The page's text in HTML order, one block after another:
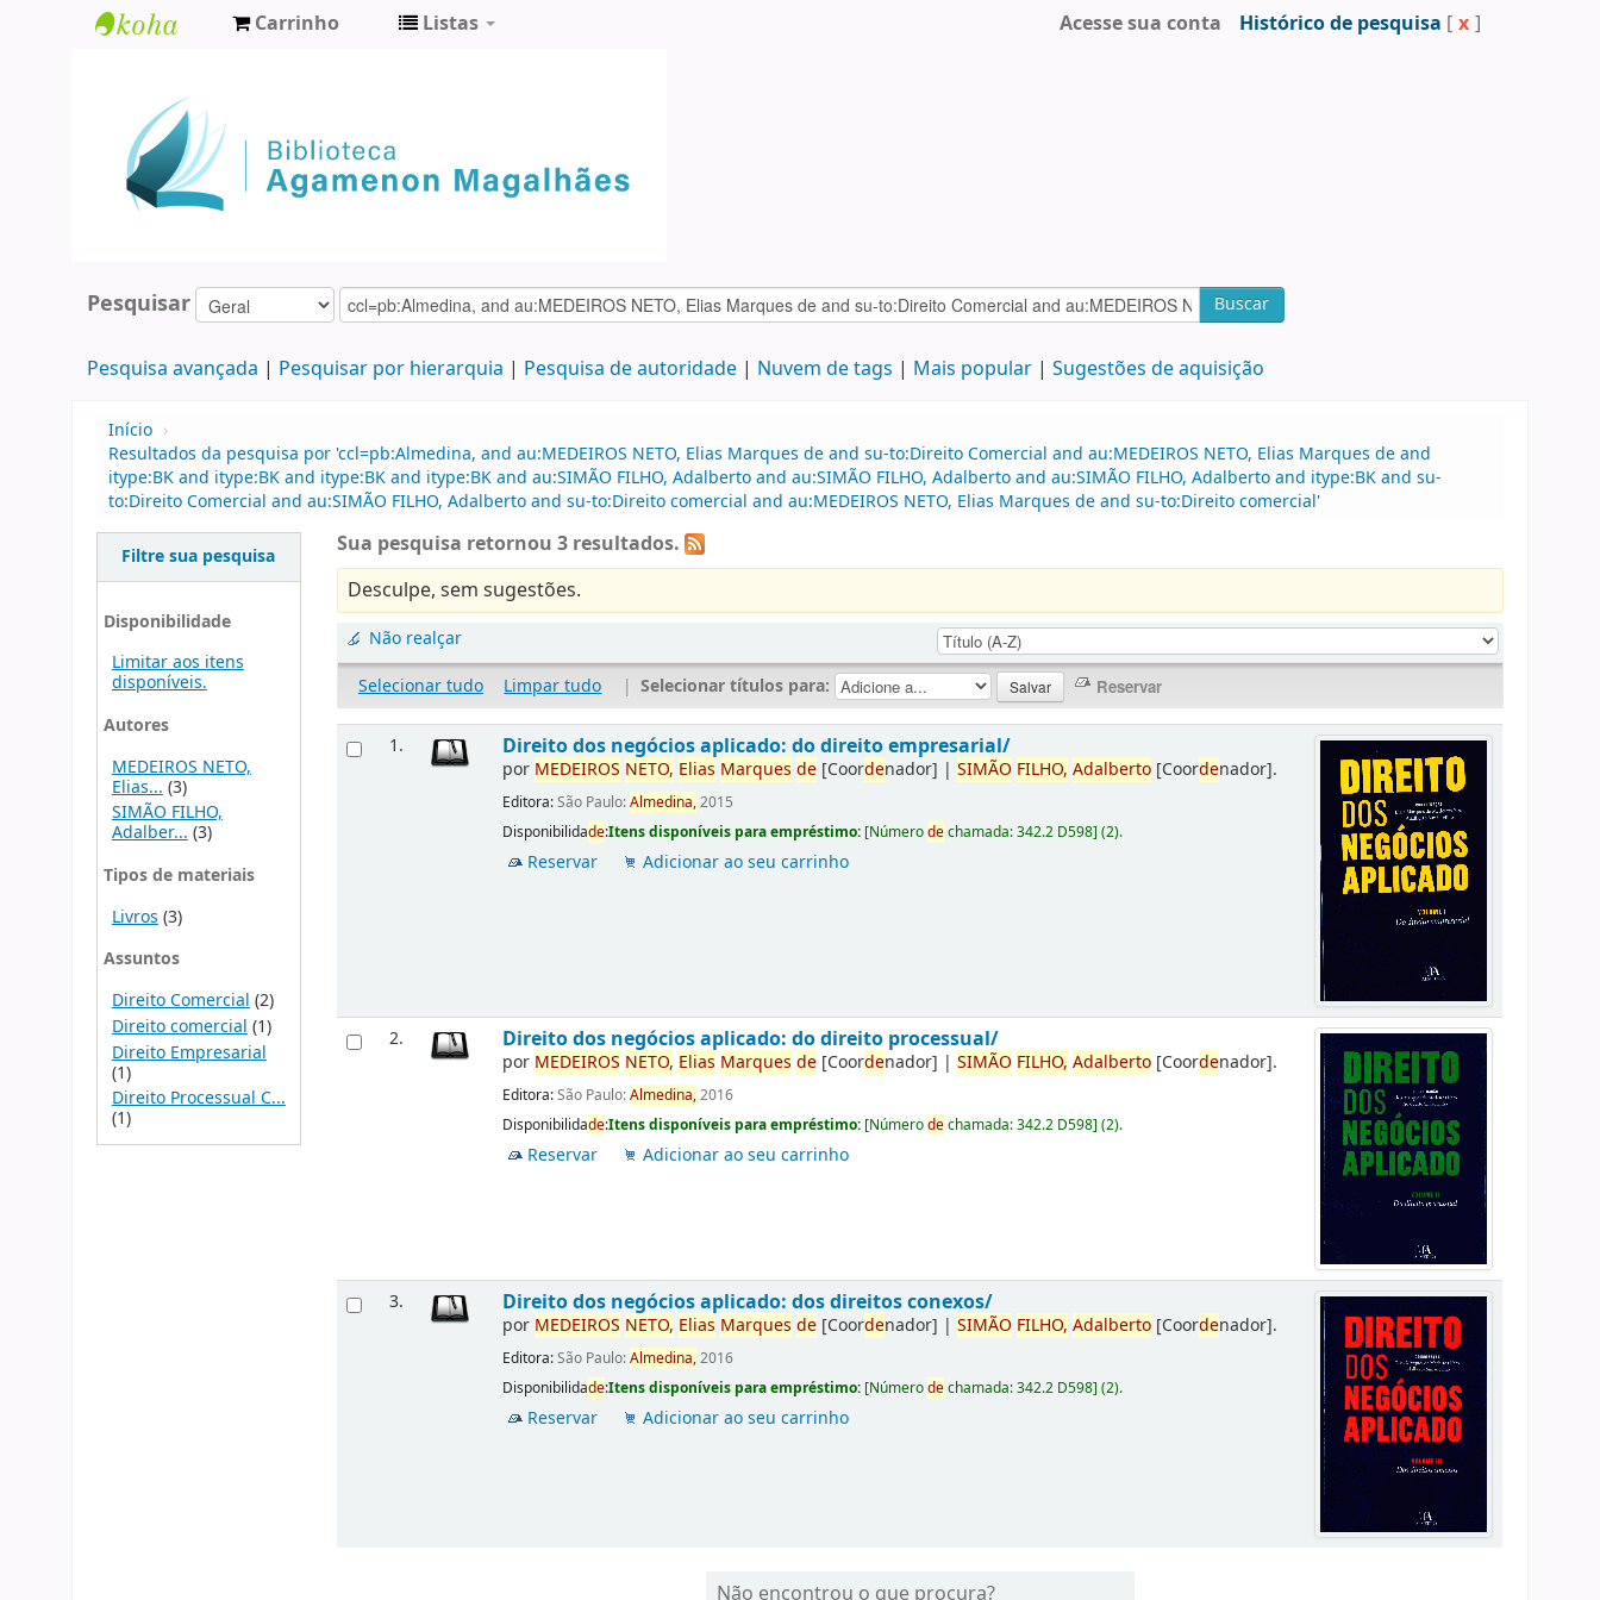
Agamenon
Magalhães
Carrinho Listas Acesse sua conta Histórico de pesquisa [ x ]
Pesquisar Buscar
Pesquisa avançada Pesquisar por hierarquia Pesquisa de autoridade Nuvem de tags Mais popular Sugestões de aquisição
Início ›
Resultados da pesquisa por 'ccl=pb:Almedina, and au:MEDEIROS NETO, Elias Marques de and su-to:Direito Comercial and au:MEDEIROS NETO, Elias Marques de and
itype:BK and itype:BK and itype:BK and itype:BK and au:SIMÃO FILHO, Adalberto and au:SIMÃO FILHO, Adalberto and au:SIMÃO FILHO, Adalberto and itype:BK and su-
to:Direito Comercial and au:SIMÃO FILHO, Adalberto and su-to:Direito comercial and au:MEDEIROS NETO, Elias Marques de and su-to:Direito comercial'
Filtre sua pesquisa
Disponibilidade
Limitar aos itens
disponíveis.
Autores
MEDEIROS NETO,
Elias... (3)
SIMÃO FILHO,
Adalber...(3)
Tipos de materiais
Livros (3)
Assuntos
Direito Comercial (2)
Direito comercial (1)
Direito Empresarial
(1)
Direito Processual C...
(1)
Sua pesquisa retornou 3 resultados.
Desculpe, sem sugestões.
Não realçar
Selecionar tudo
Limpar tudo | Selecionar títulos para:
1. Direito dos negócios aplicado: do direito empresarial/
por MEDEIROS NETO, Elias Marques de [Coordenador] |SIMÃO FILHO, Adalberto [Coordenador].
Editora:São Paulo:Almedina,2015
Disponibilidade:Itens disponíveis para empréstimo: [Númerodechamada:342.2 D598](2).
Reservar Adicionar ao seu carrinho
2. Direito dos negócios aplicado: do direito processual/
por MEDEIROS NETO, Elias Marques de [Coordenador] |SIMÃO FILHO, Adalberto [Coordenador].
Editora:São Paulo:Almedina,2016
Disponibilidade:Itens disponíveis para empréstimo: [Númerodechamada:342.2 D598](2).
Reservar Adicionar ao seu carrinho
3. Direito dos negócios aplicado: dos direitos conexos/
por MEDEIROS NETO, Elias Marques de [Coordenador] |SIMÃO FILHO, Adalberto [Coordenador].
Editora:São Paulo:Almedina,2016
Disponibilidade:Itens disponíveis para empréstimo: [Númerodechamada:342.2 D598](2).
Reservar Adicionar ao seu carrinho